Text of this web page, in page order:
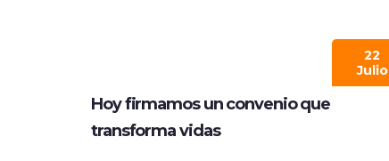
22
Julio
Hoy firmamos un convenio que
transforma vidas